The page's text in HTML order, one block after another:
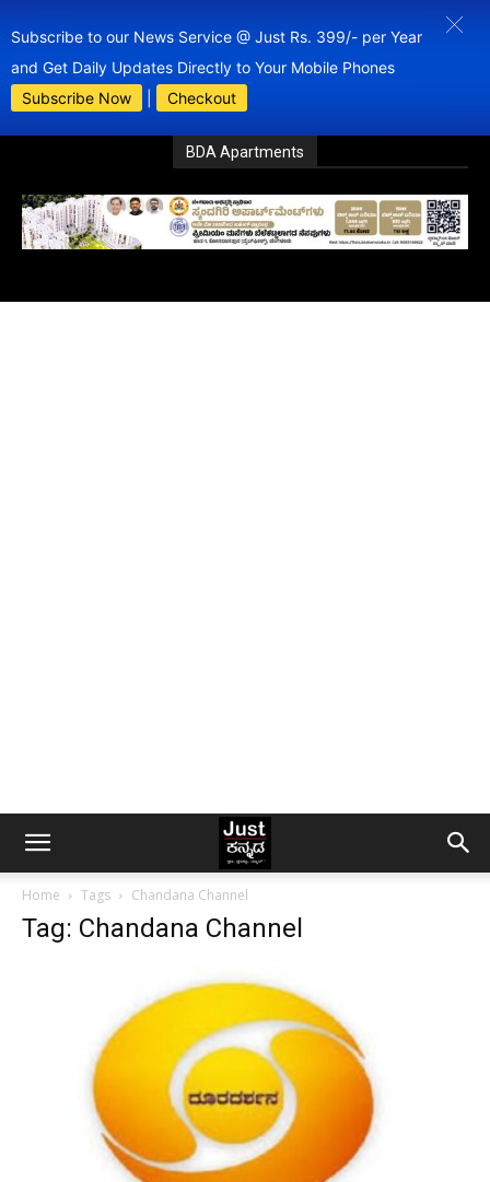
Subscribe to our News Service @ Just Rs. 399/- per Year
and Get Daily Updates Directly to Your Mobile Phones
Subscribe Now
Checkout
BDA Apartments
Home Tags Chandana Channel
Tag: Chandana Channel